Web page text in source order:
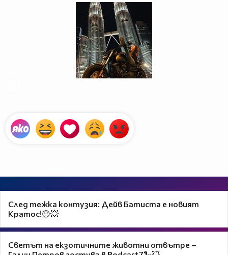
След тежка контузия: Дейв Батиста е новият
Кратос!😯💥
Светът на екзотичните животни отвътре –